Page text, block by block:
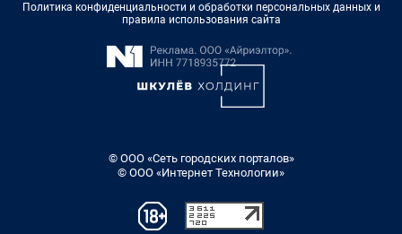
Политика конфиденциальности и обработки персональных данных и
правила использования сайта
© ООО «Сеть городских порталов»
© ООО «Интернет Технологии»